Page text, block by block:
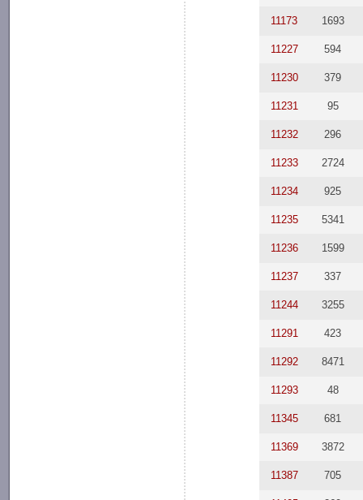
11173 1693
11227 594
11230 379
11231 95
11232 296
11233 2724
11234 925
11235 5341
11236 1599
11237 337
11244 3255
11291 423
11292 8471
11293 48
11345 681
11369 3872
11387 705